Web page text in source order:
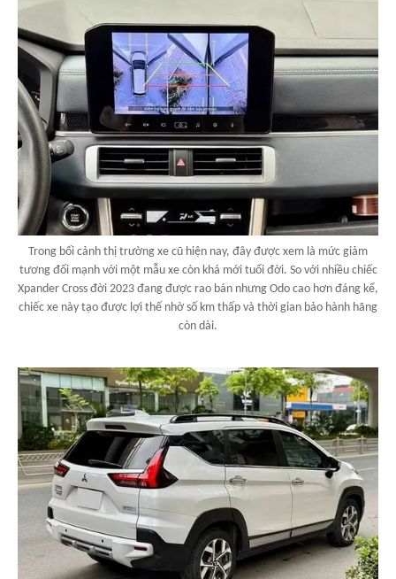
Trong bối cảnh thị trường xe cũ hiện nay, đây được xem là mức giảm
tương đối mạnh với một mẫu xe còn khá mới tuổi đời. So với nhiều chiếc
Xpander Cross đời 2023 đang được rao bán nhưng Odo cao hơn đáng kể,
chiếc xe này tạo được lợi thế nhờ số km thấp và thời gian bảo hành hãng
còn dài.